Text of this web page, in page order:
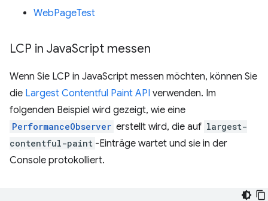
WebPageTest
LCP in JavaScript messen
Wenn Sie LCP in JavaScript messen möchten, können Sie
die Largest Contentful Paint API verwenden. Im
folgenden Beispiel wird gezeigt, wie eine
PerformanceObserver erstellt wird, die auf largest-
contentful-paint -Einträge wartet und sie in der
Console protokolliert.